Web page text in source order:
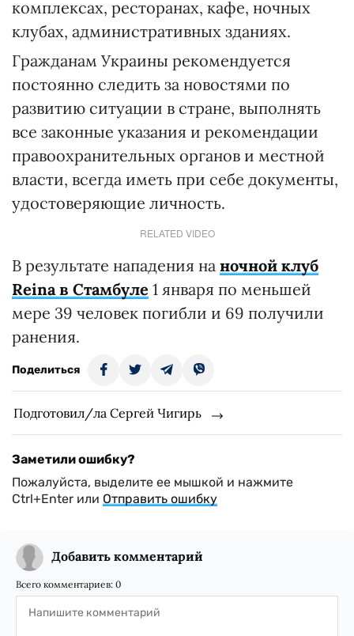
комплексах, ресторанах, кафе, ночных
клубах, административных зданиях.
Гражданам Украины рекомендуется
постоянно следить за новостями по
развитию ситуации в стране, выполнять
все законные указания и рекомендации
правоохранительных органов и местной
власти, всегда иметь при себе документы,
удостоверяющие личность.
RELATED VIDEO
В результате нападения на ночной клуб
Reina в Стамбуле 1 января по меньшей
мере 39 человек погибли и 69 получили
ранения.
Поделиться
Подготовил/ла Сергей Чигирь
Заметили ошибку?
Пожалуйста, выделите ее мышкой и нажмите
Ctrl+Enter или Отправить ошибку
Добавить комментарий
Всего комментариев: 0